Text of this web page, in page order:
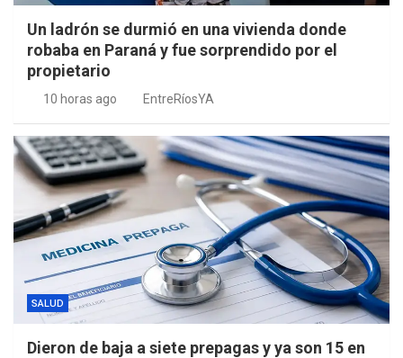
Un ladrón se durmió en una vivienda donde
robaba en Paraná y fue sorprendido por el
propietario
10 horas ago EntreRíosYA
SALUD
Dieron de baja a siete prepagas y ya son 15 en